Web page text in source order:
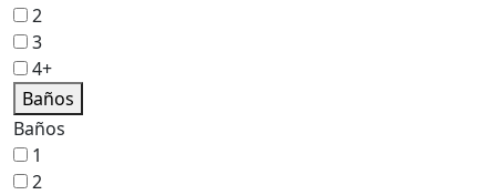
2
3
4+
Baños
Baños
1
2